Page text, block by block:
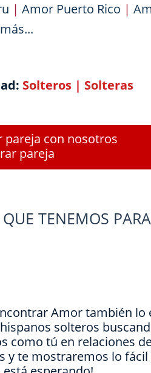
| Amor Puerto Rico |
más...
Solteros| Solteras
pareja con nosotros
pareja
TENEMOS
Amor también lo
solteros
como tú en relaciones
y te mostraremos lo fácil